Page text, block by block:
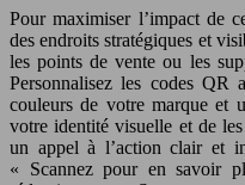
Pour maximiser l’impact de
des endroits stratégiques et
les points de vente ou les
Personnalisez les codes QR
couleurs de votre marque et
votre identité visuelle et de
un appel à l’action clair et
« Scannez pour en savoir